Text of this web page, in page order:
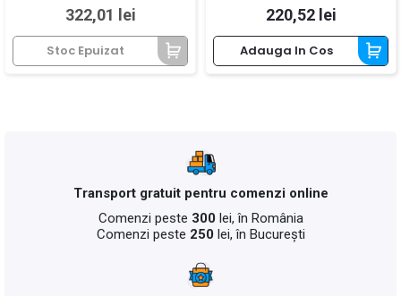
Pret
322,01 lei
Stoc Epuizat
Pret
220,52 lei
Adauga In Cos
Transport gratuit pentru comenzi online
Comenzi peste 300lei, în România
Comenzi peste 250lei, în București